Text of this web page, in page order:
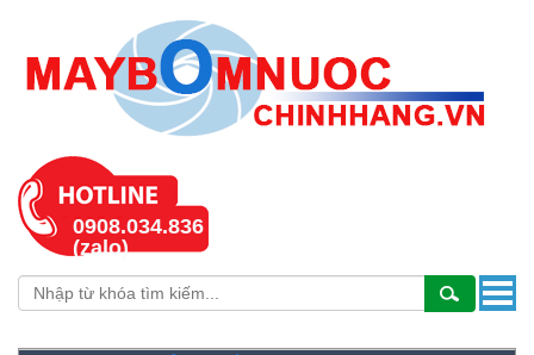
0908.034.836
(zalo)